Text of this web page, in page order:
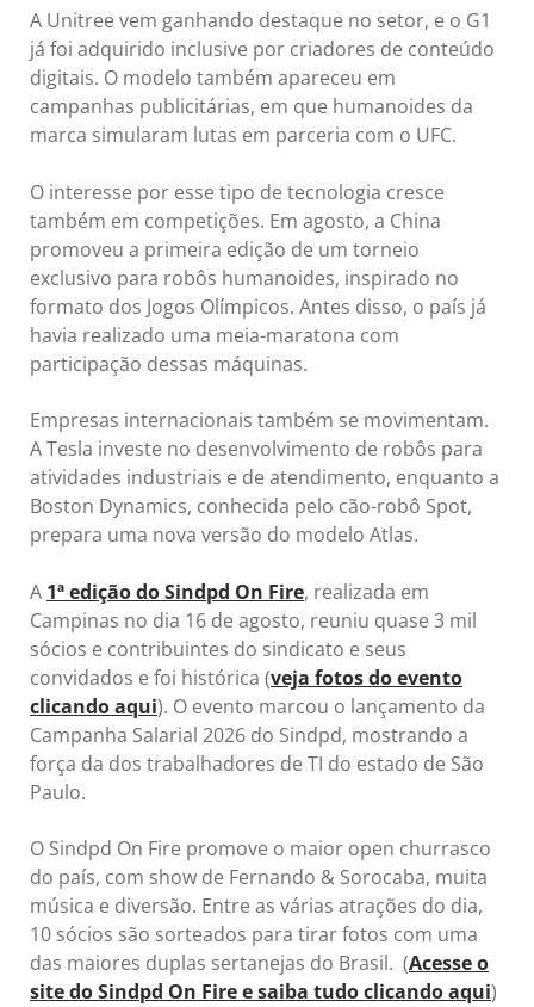
A Unitree vem ganhando destaque no setor, e o G1
já foi adquirido inclusive por criadores de conteúdo
digitais. O modelo também apareceu em
campanhas publicitárias, em que humanoides da
marca simularam lutas em parceria com o UFC.
O interesse por esse tipo de tecnologia cresce
também em competições. Em agosto, a China
promoveu a primeira edição de um torneio
exclusivo para robôs humanoides, inspirado no
formato dos Jogos Olímpicos. Antes disso, o país já
havia realizado uma meia-maratona com
participação dessas máquinas.
Empresas internacionais também se movimentam.
A Tesla investe no desenvolvimento de robôs para
atividades industriais e de atendimento, enquanto a
Boston Dynamics, conhecida pelo cão-robô Spot,
prepara uma nova versão do modelo Atlas.
A 1ª edição do Sindpd On Fire, realizada em
Campinas no dia 16 de agosto, reuniu quase 3 mil
sócios e contribuintes do sindicato e seus
convidados e foi histórica (veja fotos do evento
clicando aqui). O evento marcou o lançamento da
Campanha Salarial 2026 do Sindpd, mostrando a
força da dos trabalhadores de TI do estado de São
Paulo.
O Sindpd On Fire promove o maior open churrasco
do país, com show de Fernando & Sorocaba, muita
música e diversão. Entre as várias atrações do dia,
10 sócios são sorteados para tirar fotos com uma
das maiores duplas sertanejas do Brasil. (Acesse o
site do Sindpd On Fire e saiba tudo clicando aqui)